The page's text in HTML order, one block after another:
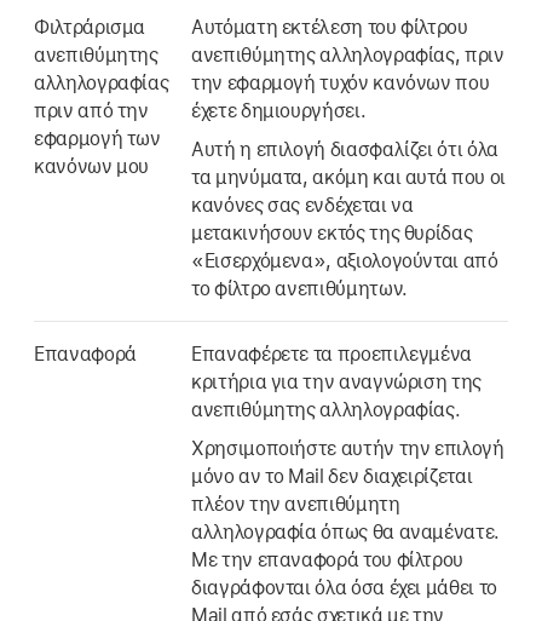
Φιλτράρισμα
ανεπιθύμητης
αλληλογραφίας
πριν από την
εφαρμογή των
κανόνων μου
Αυτόματη εκτέλεση του φίλτρου
ανεπιθύμητης αλληλογραφίας, πριν
την εφαρμογή τυχόν κανόνων που
έχετε δημιουργήσει.
Αυτή η επιλογή διασφαλίζει ότι όλα
τα μηνύματα, ακόμη και αυτά που οι
κανόνες σας ενδέχεται να
μετακινήσουν εκτός της θυρίδας
«Εισερχόμενα», αξιολογούνται από
το φίλτρο ανεπιθύμητων.
Επαναφορά
Επαναφέρετε τα προεπιλεγμένα
κριτήρια για την αναγνώριση της
ανεπιθύμητης αλληλογραφίας.
Χρησιμοποιήστε αυτήν την επιλογή
μόνο αν το Mail δεν διαχειρίζεται
πλέον την ανεπιθύμητη
αλληλογραφία όπως θα αναμένατε.
Με την επαναφορά του φίλτρου
διαγράφονται όλα όσα έχει μάθει το
Mail από εσάς σχετικά με την